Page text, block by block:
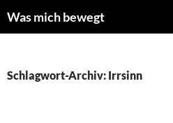
Inhalt
Was mich bewegt
Schlagwort-Archiv: Irrsinn